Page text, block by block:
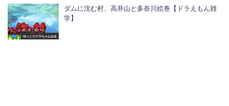
ゆっくりドラちゃんねる
ダムに沈む村、高井山と多奈川絵巻【ドラえもん雑
学】